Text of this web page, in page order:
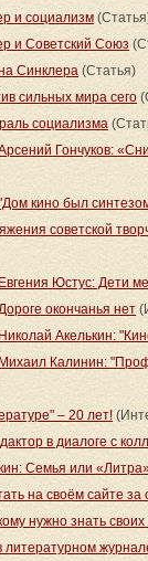
и социализм
и Советский Союз
Синклера (Статья)
сильных мира сего
социализма
Гончуков:
кино был
советской
Евгения Юстус: Дети
окончанья нет
Николай Акелькин:
Михаил Калинин:
– 20 лет!
в диалоге с
Семья или
на своём сайте за
нужно знать своих
литературном